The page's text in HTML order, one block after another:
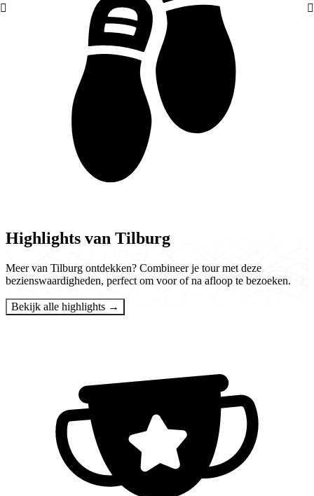
Highlights van Tilburg
Meer van Tilburg ontdekken? Combineer je tour met deze
bezienswaardigheden, perfect om voor of na afloop te bezoeken.
Bekijk alle highlights →